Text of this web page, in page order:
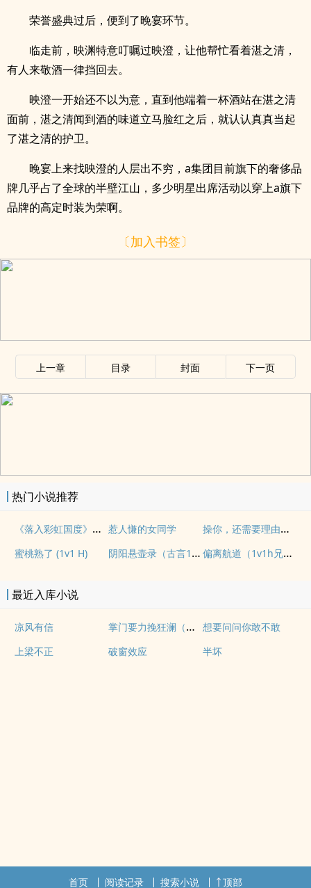
荣誉盛典过后，便到了晚宴环节。
临走前，映渊特意叮嘱过映澄，让他帮忙看着湛之清，
有人来敬酒一律挡回去。
映澄一开始还不以为意，直到他端着一杯酒站在湛之清
面前，湛之清闻到酒的味道立马脸红之后，就认认真真当起
了湛之清的护卫。
晚宴上来找映澄的人层出不穷，a集团目前旗下的奢侈品
牌几乎占了全球的半壁江山，多少明星出席活动以穿上a旗下
品牌的高定时装为荣啊。
〔加入书签〕
上一章 目录 封面 下一页
热门小说推荐
《落入彩虹国度》穿越+西幻+言情 惹人慊的女同学 操你，还需要理由吗？(校园H)
蜜桃熟了 (1v1 H) 阴阳悬壶录（古言1v1H） 偏离航道（1v1h兄妹骨科bg）
最近入库小说
凉风有信 掌门要力挽狂澜（重生NPH)
想要问问你敢不敢
上梁不正
破窗效应 半坏
首页 阅读记录 搜索小说 顶部